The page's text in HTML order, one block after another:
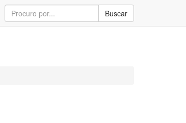
Buscar